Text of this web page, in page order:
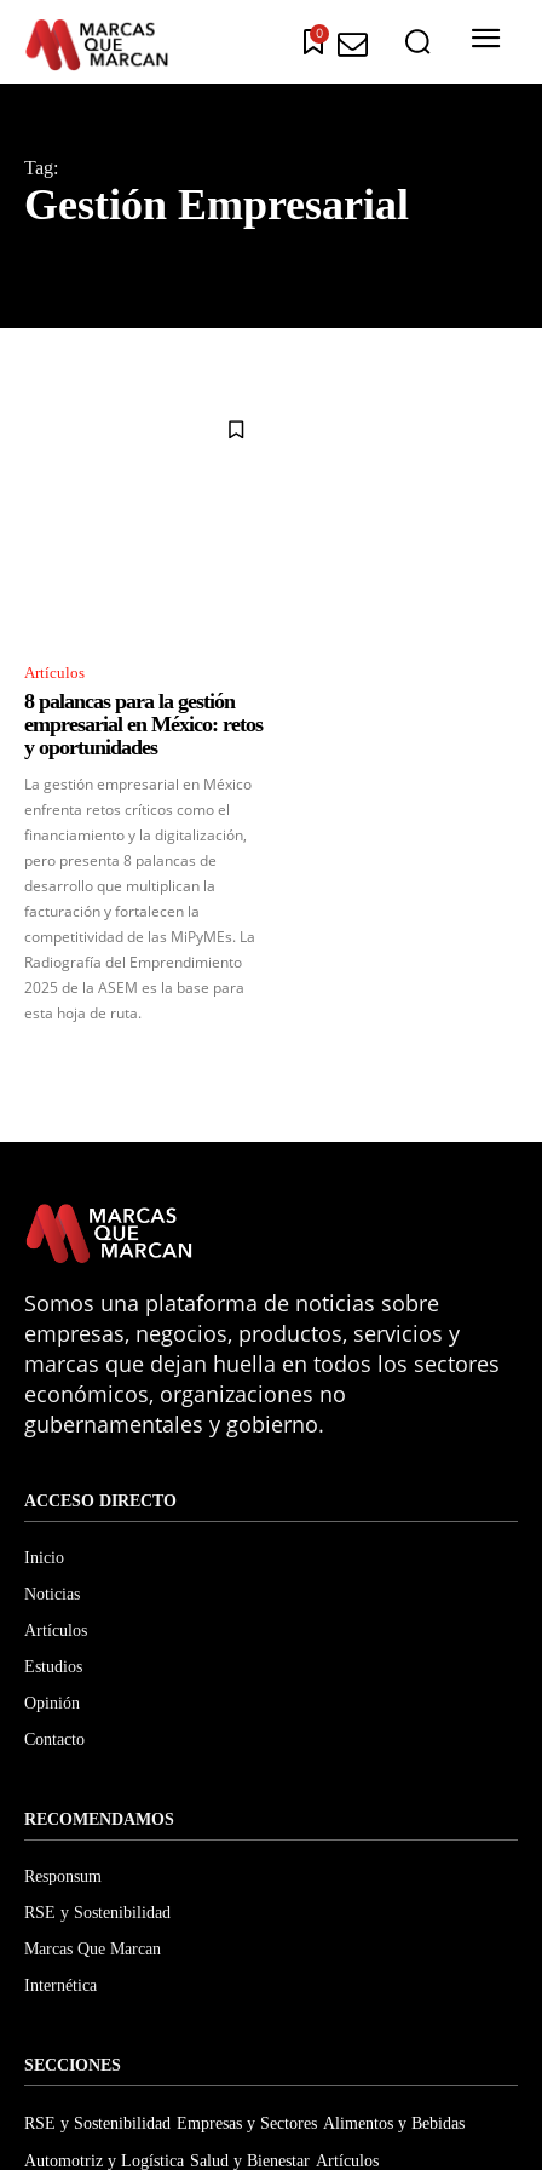
0
Tag:
Gestión Empresarial
Artículos
8 palancas para la gestión
empresarial en México: retos
y oportunidades
La gestión empresarial en México
enfrenta retos críticos como el
financiamiento y la digitalización,
pero presenta 8 palancas de
desarrollo que multiplican la
facturación y fortalecen la
competitividad de las MiPyMEs. La
Radiografía del Emprendimiento
2025 de la ASEM es la base para
esta hoja de ruta.
Somos una plataforma de noticias sobre
empresas, negocios, productos, servicios y
marcas que dejan huella en todos los sectores
económicos, organizaciones no
gubernamentales y gobierno.
ACCESO DIRECTO
Inicio
Noticias
Artículos
Estudios
Opinión
Contacto
RECOMENDAMOS
Responsum
RSE y Sostenibilidad
Marcas Que Marcan
Internética
SECCIONES
RSE y Sostenibilidad Empresas y Sectores Alimentos y Bebidas
Automotriz y Logística Salud y Bienestar Artículos